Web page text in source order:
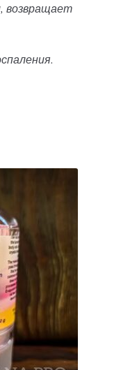
возвращает